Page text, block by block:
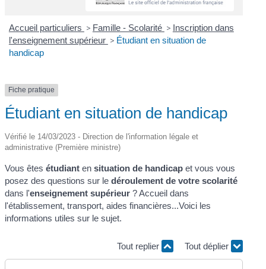
Accueil particuliers > Famille - Scolarité > Inscription dans
l'enseignement supérieur > Étudiant en situation de
handicap
Fiche pratique
Étudiant en situation de handicap
Vérifié le 14/03/2023 - Direction de l'information légale et
administrative (Première ministre)
Vous êtesétudiant ensituation de handicap et vous vous
posez des questions sur ledéroulement de votre scolarité
dans l'enseignement supérieur ? Accueil dans
l'établissement, transport, aides financières...Voici les
informations utiles sur le sujet.
Tout replier Tout déplier